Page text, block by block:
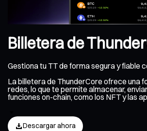
Billetera de
Gestiona tu TT de forma segura y fiable
La billetera de ThunderCore ofrece una
redes, lo que te permite almacenar,
funciones on-chain, como los NFT y las
Descargar ahora